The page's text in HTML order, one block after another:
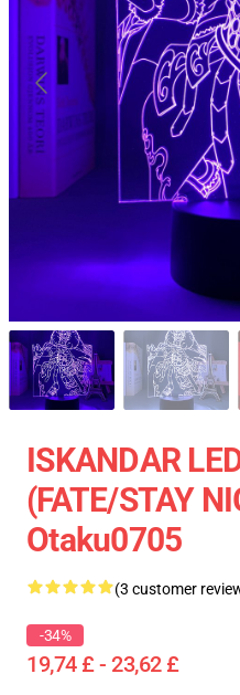
ISKANDAR
(FATE/STAY
Otaku0705
(3 customer
-34%
19,74 £ - 23,62 £